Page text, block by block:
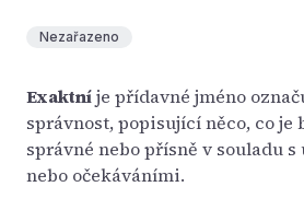
Nezařazeno
Exaktníje přídavné jméno
správnost, popisující něco, co je
správné nebo přísně v souladu
nebo očekáváními.